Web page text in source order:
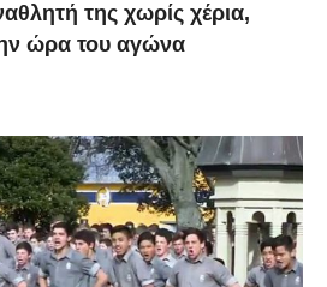
της χωρίς χέρια,
ώρα του αγώνα